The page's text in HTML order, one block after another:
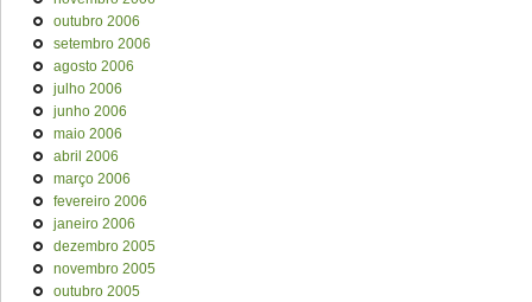
outubro 2006
setembro 2006
agosto 2006
julho 2006
junho 2006
maio 2006
abril 2006
março 2006
fevereiro 2006
janeiro 2006
dezembro 2005
novembro 2005
outubro 2005